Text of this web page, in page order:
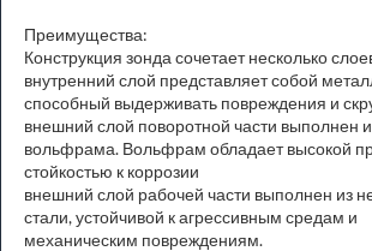
Преимущества:
Конструкция зонда сочетает несколько
внутренний слой представляет собой
способный выдерживать повреждения и
внешний слой поворотной части выполнен
вольфрама. Вольфрам обладает высокой
стойкостью к коррозии
внешний слой рабочей части выполнен из
стали, устойчивой к агрессивным средам и
механическим повреждениям.